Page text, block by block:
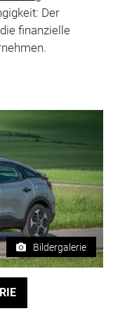
Der
finanzielle
Bildergalerie